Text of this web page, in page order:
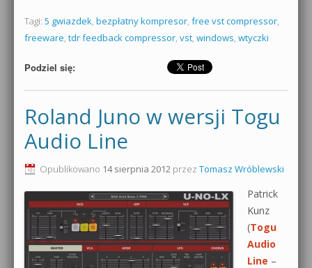
Tagi: 5 gwiazdek, bezpłatny kompresor, free vst compressor,
freeware, tdr feedback compressor, vst, windows, wtyczki
Podziel się:
Roland Juno w wersji Togu
Audio Line
Opublikowano 14 sierpnia 2012 przez Tomasz Wróblewski
Patrick
Kunz
(Togu
Audio
Line –